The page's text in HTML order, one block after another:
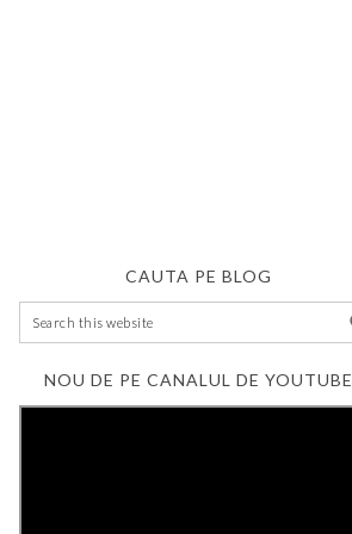
CAUTA PE BLOG
NOU DE PE CANALUL DE YOUTUBE